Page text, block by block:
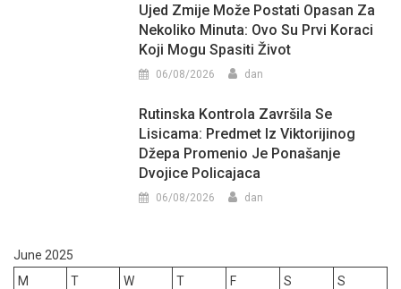
Ujed Zmije Može Postati Opasan Za
Nekoliko Minuta: Ovo Su Prvi Koraci
Koji Mogu Spasiti Život
06/08/2026 dan
Rutinska Kontrola Završila Se
Lisicama: Predmet Iz Viktorijinog
Džepa Promenio Je Ponašanje
Dvojice Policajaca
06/08/2026 dan
June 2025
M
T W T F S
S